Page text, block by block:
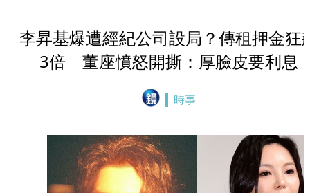
李昇基爆遭經紀公司設局？傳租押金狂
3倍 董座憤怒開撕：厚臉皮要利息
時事